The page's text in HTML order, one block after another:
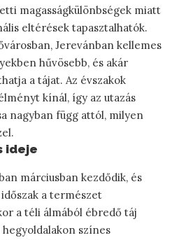
magasságkülönbségek miatt
eltérések tapasztalhatók.
Jerevánban kellemes
hűvösebb, és akár
a tájat. Az évszakok
kínál, így az utazás
nagyban függ attól, milyen
ideje
márciusban kezdődik, és
a természet
a téli álmából ébredő táj
hegyoldalakon színes